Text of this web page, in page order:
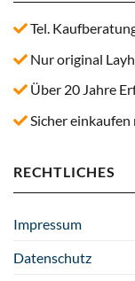
Tel.
Nur original
Über 20 Jahre
Sicher einkaufen
RECHTLICHES
Impressum
Datenschutz